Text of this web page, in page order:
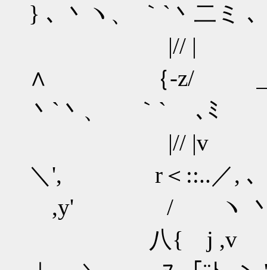
} ､ 丶ヽ、 ｀`丶二ミ
|// | l !
∧ ｛-z/ ＿
丶`丶、 ｀` ､ﾐ
|// |v l |rf
＼', r＜::..／,
,y' / ヽ 丶
八{ j ,v l |